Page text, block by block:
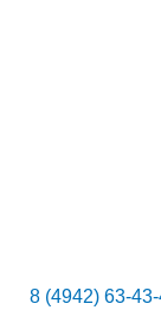
8 (4942) 63-